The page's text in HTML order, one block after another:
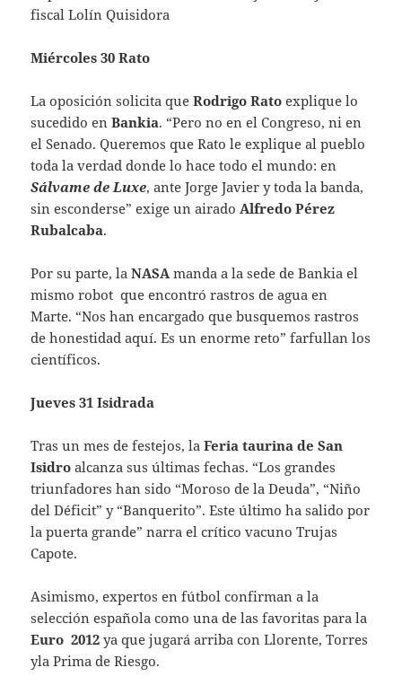
fiscal Lolín Quisidora
Miércoles 30 Rato
La oposición solicita queRodrigo Rato explique lo
sucedido enBankia. “Pero no en el Congreso, ni en
el Senado. Queremos que Rato le explique al pueblo
toda la verdad donde lo hace todo el mundo: en
Sálvame de Luxe, ante Jorge Javier y toda la banda,
sin esconderse” exige un airadoAlfredo Pérez
Rubalcaba.
Por su parte, laNASAmanda a la sede de Bankia el
mismo robot que encontró rastros de agua en
Marte. “Nos han encargado que busquemos rastros
de honestidad aquí. Es un enorme reto” farfullan los
científicos.
Jueves 31 Isidrada
Tras un mes de festejos, laFeria taurina de San
Isidro alcanza sus últimas fechas. “Los grandes
triunfadores han sido “Moroso de la Deuda”, “Niño
del Déficit” y “Banquerito”. Este último ha salido por
la puerta grande” narra el crítico vacuno Trujas
Capote.
Asimismo, expertos en fútbol confirman a la
selección española como una de las favoritas para la
Euro 2012 ya que jugará arriba con Llorente, Torres
yla Prima de Riesgo.